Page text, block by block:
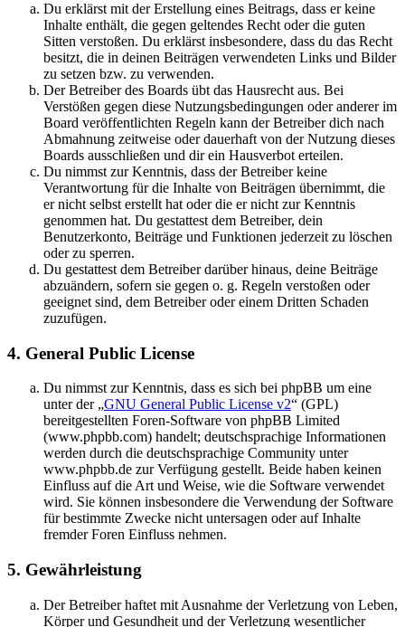
Du erklärst mit der Erstellung eines Beitrags, dass er keine
Inhalte enthält, die gegen geltendes Recht oder die guten
Sitten verstoßen. Du erklärst insbesondere, dass du das Recht
besitzt, die in deinen Beiträgen verwendeten Links und Bilder
zu setzen bzw. zu verwenden.
Der Betreiber des Boards übt das Hausrecht aus. Bei
Verstößen gegen diese Nutzungsbedingungen oder anderer im
Board veröffentlichten Regeln kann der Betreiber dich nach
Abmahnung zeitweise oder dauerhaft von der Nutzung dieses
Boards ausschließen und dir ein Hausverbot erteilen.
Du nimmst zur Kenntnis, dass der Betreiber keine
Verantwortung für die Inhalte von Beiträgen übernimmt, die
er nicht selbst erstellt hat oder die er nicht zur Kenntnis
genommen hat. Du gestattest dem Betreiber, dein
Benutzerkonto, Beiträge und Funktionen jederzeit zu löschen
oder zu sperren.
Du gestattest dem Betreiber darüber hinaus, deine Beiträge
abzuändern, sofern sie gegen o. g. Regeln verstoßen oder
geeignet sind, dem Betreiber oder einem Dritten Schaden
zuzufügen.
4. General Public License
Du nimmst zur Kenntnis, dass es sich bei phpBB um eine
unter der „GNU General Public License v2“ (GPL)
bereitgestellten Foren-Software von phpBB Limited
(www.phpbb.com) handelt; deutschsprachige Informationen
werden durch die deutschsprachige Community unter
www.phpbb.de zur Verfügung gestellt. Beide haben keinen
Einfluss auf die Art und Weise, wie die Software verwendet
wird. Sie können insbesondere die Verwendung der Software
für bestimmte Zwecke nicht untersagen oder auf Inhalte
fremder Foren Einfluss nehmen.
5. Gewährleistung
Der Betreiber haftet mit Ausnahme der Verletzung von Leben,
Körper und Gesundheit und der Verletzung wesentlicher